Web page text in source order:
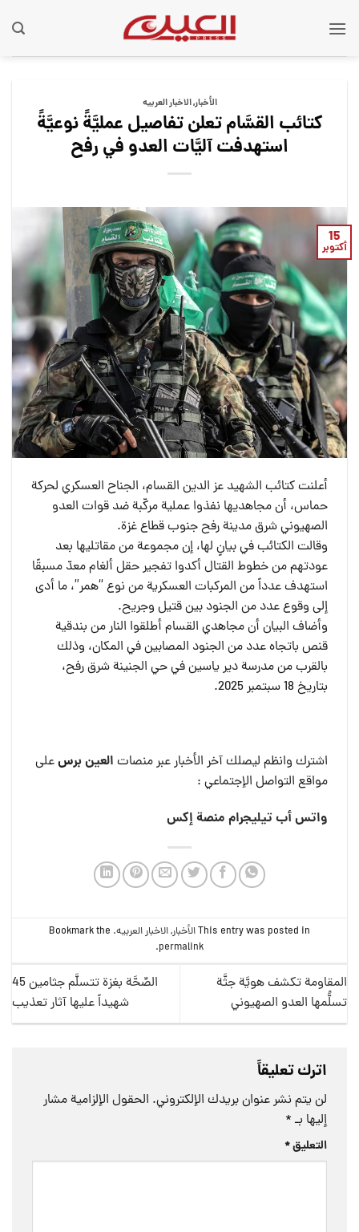
الأخبار,الاخبار العربيه
كتائب القسَّام تعلن تفاصيل عمليَّةً نوعيَّةً
استهدفت آليَّات العدو في رفح
15
أكتوبر
أعلنت كتائب الشهيد عز الدين القسام، الجناح العسكري لحركة
حماس، أن مجاهديها نفذوا عملية مركّبة ضد قوات العدو
الصهيوني شرق مدينة رفح جنوب قطاع غزة.
وقالت الكتائب في بيانٍ لها، إن مجموعة من مقاتليها بعد
عودتهم من خطوط القتال أكدوا تفجير حقل ألغام معدّ مسبقًا
استهدف عدداً من المركبات العسكرية من نوع “همر”، ما أدى
إلى وقوع عدد من الجنود بين قتيل وجريح.
وأضاف البيان أن مجاهدي القسام أطلقوا النار من بندقية
قنص باتجاه عدد من الجنود المصابين في المكان، وذلك
بالقرب من مدرسة دير ياسين في حي الجنينة شرق رفح،
بتاريخ 18 سبتمبر 2025.
اشترك وانظم ليصلك آخر الأخبار عبر منصات العين برسعلى
مواقع التواصل الإجتماعي :
واتس أبتيليجرام منصة إكس
This entry was posted inالأخبار,الاخبار العربيه. Bookmark the
permalink
.
المقاومة تكشف هويَّة جثَّة
تسلُّمها العدو الصهيوني
الصِّحَّة بغزة تتسلَّم جثامين 45
شهيداً عليها آثار تعذيب
اترك تعليقاً
لن يتم نشر عنوان بريدك الإلكتروني. الحقول الإلزامية مشار
إليها بـ *
التعليق*